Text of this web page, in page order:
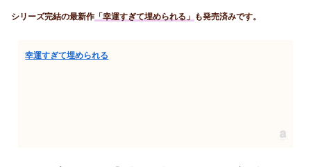
シリーズ完結の最新作 「幸運すぎて埋められる」 も発売済みです。
幸運すぎて埋められる